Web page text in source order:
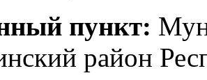
пункт:
район